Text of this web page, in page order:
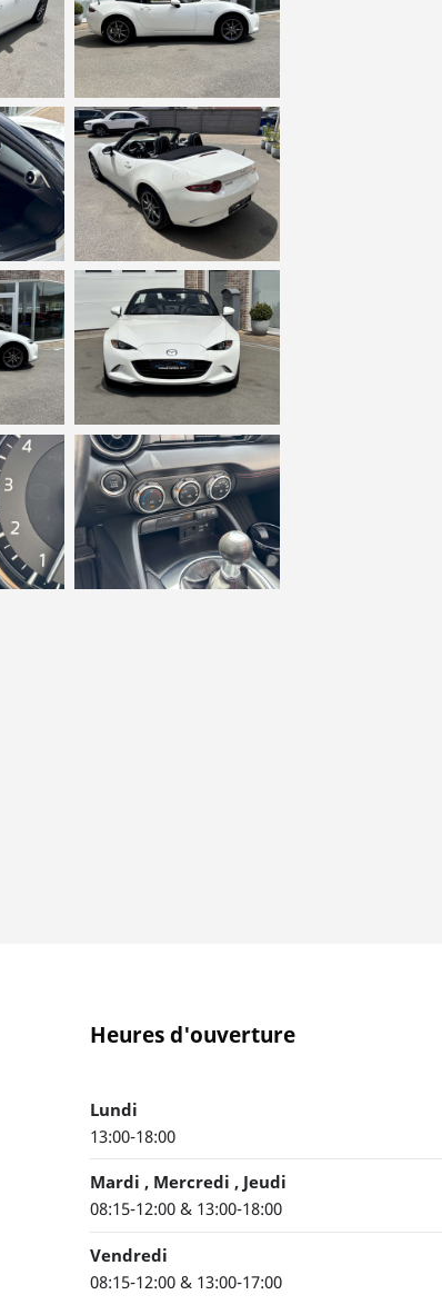
Heures d'ouverture
Lundi
13:00-18:00
Mardi , Mercredi , Jeudi
08:15-12:00 & 13:00-18:00
Vendredi
08:15-12:00 & 13:00-17:00